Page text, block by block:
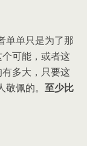
单单只是为了那
可能，或者这
多大，只要这
佩的。 至少比